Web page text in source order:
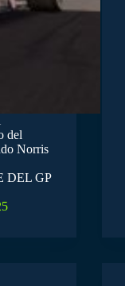
del
Norris
DEL GP